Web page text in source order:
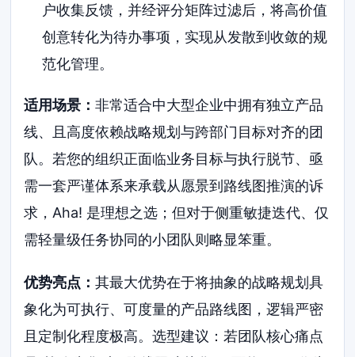
户收集反馈，并经评分矩阵过滤后，将高价值
创意转化为待办事项，实现从发散到收敛的规
范化管理。
适用场景：非常适合中大型企业中拥有独立产品
线、且高度依赖战略规划与跨部门目标对齐的团
队。若您的组织正面临业务目标与执行脱节、亟
需一套严谨体系来承载从愿景到路线图推演的诉
求，Aha! 是理想之选；但对于侧重敏捷迭代、仅
需轻量级任务协同的小团队则略显笨重。
优势亮点：其最大优势在于将抽象的战略规划具
象化为可执行、可度量的产品路线图，逻辑严密
且定制化程度极高。选型建议：若团队核心痛点